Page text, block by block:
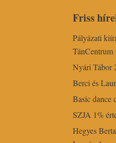
Friss
Pályázati
TánCentrum
Nyári Tábor
Berci és
Basic dance
SZJA 1%
Hegyes